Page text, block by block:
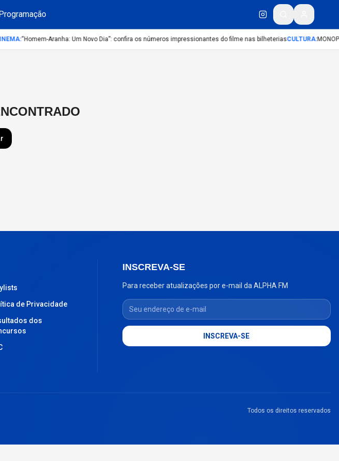
:“Homem-Aranha: Um Novo Dia”: confira os números impressionantes do filme nas bilheteriasCULTURA:
de Privacidade
dos
INSCREVA-SE
Para receber atualizações por e-mail da ALPHA FM
Seu endereço de e-mail
INSCREVA-SE
Todos os direitos reservados